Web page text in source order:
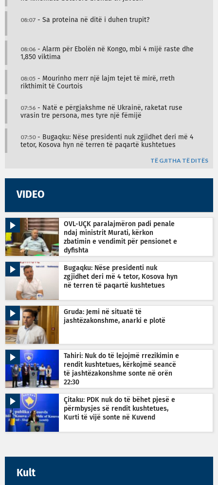
08:07 - Sa proteina në ditë i duhen trupit?
08:06 - Alarm për Ebolën në Kongo, mbi 4 mijë raste dhe
1,850 viktima
08:05 - Mourinho merr një lajm tejet të mirë, rreth
rikthimit të Courtois
07:56 - Natë e përgjakshme në Ukrainë, raketat ruse
vrasin tre persona, mes tyre një fëmijë
07:50- Bugaqku: Nëse presidenti nuk zgjidhet deri më 4
tetor, Kosova hyn në terren të paqartë kushtetues
TË GJITHA TË DITËS
VIDEO
OVL-UÇK paralajmëron padi penale
ndaj ministrit Murati, kërkon
zbatimin e vendimit për pensionet e
dyfishta
Bugaqku: Nëse presidenti nuk
zgjidhet deri më 4 tetor, Kosova hyn
në terren të paqartë kushtetues
Gruda: Jemi në situatë të
jashtëzakonshme, anarki e plotë
Tahiri: Nuk do të lejojmë rrezikimin e
rendit kushtetues, kërkojmë seancë
të jashtëzakonshme sonte në orën
22:30
Çitaku: PDK nuk do të bëhet pjesë e
përmbysjes së rendit kushtetues,
Kurti të vijë sonte në Kuvend
Kult